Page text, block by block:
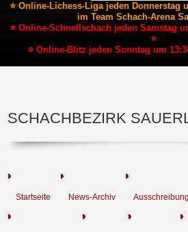
⭐ Online-Lichess-Liga jeden Donnerstag
im Team Schach-Arena
⭐ Online-Schnellschach jeden Samstag
⭐
⭐ Online-Blitz jeden Sonntag um
SCHACHBEZIRK
Startseite News-Archiv Ausschreibung